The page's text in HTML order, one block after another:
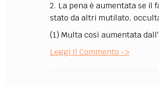
2. La pena è aumentata se il
stato da altri mutilato,
(1) Multa così aumentata
Leggi Il Commento ->